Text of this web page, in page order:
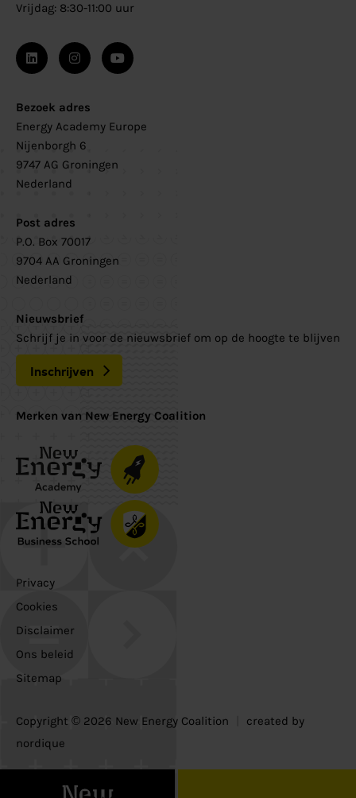
Vrijdag: 8:30-11:00 uur
Bezoek adres
Energy Academy Europe
Nijenborgh 6
9747 AG Groningen
Nederland
Post adres
P.O. Box 70017
9704 AA Groningen
Nederland
Nieuwsbrief
Schrijf je in voor de nieuwsbrief om op de hoogte te blijven
Inschrijven
Merken van New Energy Coalition
Copyright © 2026 New Energy Coalition
created by
nordique
Privacy
Cookies
Disclaimer
Ons beleid
Sitemap